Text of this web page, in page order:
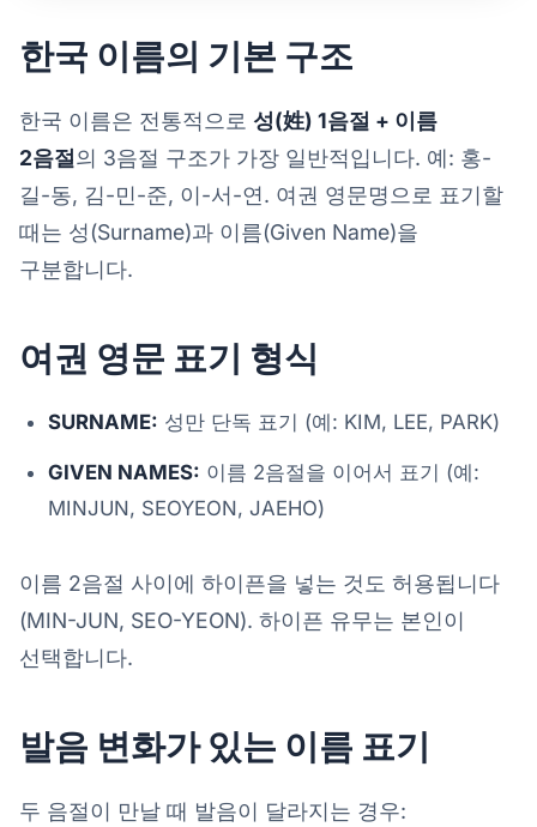
한국 이름의 기본 구조
한국 이름은 전통적으로 성(姓) 1음절 + 이름
2음절의 3음절 구조가 가장 일반적입니다. 예: 홍-
길-동, 김-민-준, 이-서-연. 여권 영문명으로 표기할
때는 성(Surname)과 이름(Given Name)을
구분합니다.
여권 영문 표기 형식
SURNAME: 성만 단독 표기 (예: KIM, LEE, PARK)
GIVEN NAMES: 이름 2음절을 이어서 표기 (예:
MINJUN, SEOYEON, JAEHO)
이름 2음절 사이에 하이픈을 넣는 것도 허용됩니다
(MIN-JUN, SEO-YEON). 하이픈 유무는 본인이
선택합니다.
발음 변화가 있는 이름 표기
두 음절이 만날 때 발음이 달라지는 경우: